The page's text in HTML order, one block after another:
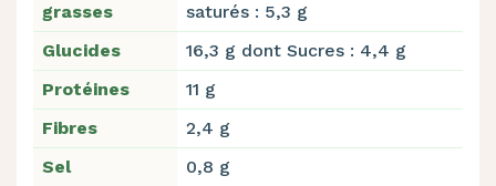
grasses
saturés : 5,3 g
Glucides
16,3 g dont Sucres : 4,4 g
Protéines
11 g
Fibres
2,4 g
Sel
0,8 g